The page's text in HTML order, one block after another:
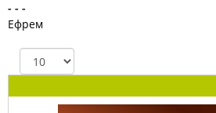
- - -
Ефрем